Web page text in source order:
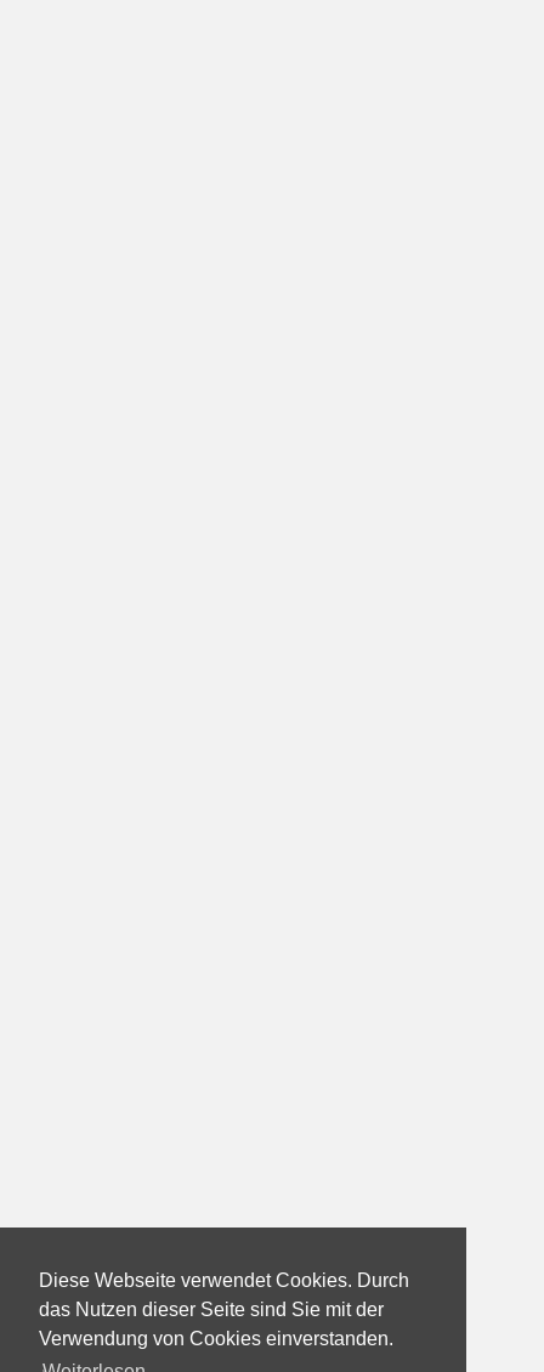
Diese Webseite verwendet Cookies. Durch
das Nutzen dieser Seite sind Sie mit der
Verwendung von Cookies einverstanden.